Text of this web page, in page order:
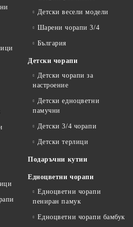
Детски весели модели
Шарени чорапи 3/4
България
Детски чорапи
Детски чорапи за
настроение
Детски едноцветни
памучни
Детски 3/4 чорапи
Детски терлици
Подаръчни кутии
Едноцветни чорапи
Едноцветни чорапи
пениран памук
Едноцветни чорапи бамбук